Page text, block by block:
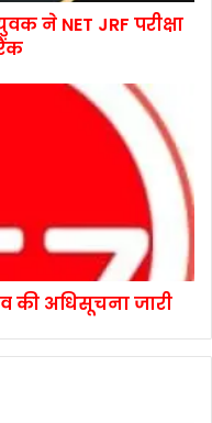
ने NET JRF परीक्षा
की अधिसूचना जारी